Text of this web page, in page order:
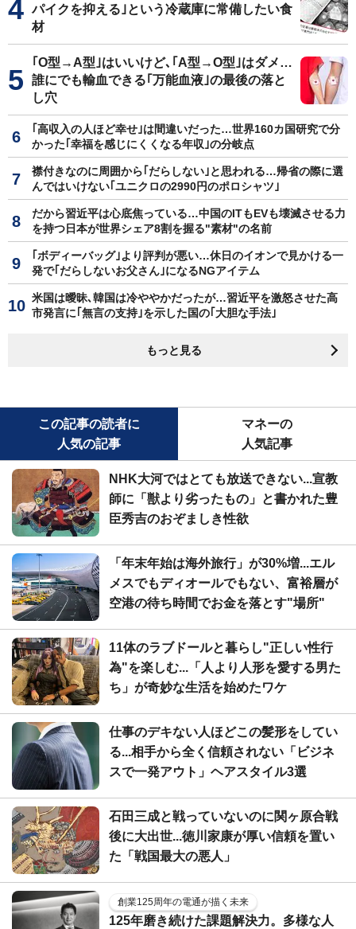
パイクを抑える｣という冷蔵庫に常備したい食
材
｢O型→A型｣はいいけど､｢A型→O型｣はダメ…
誰にでも輸血できる｢万能血液｣の最後の落と
し穴
｢高収入の人ほど幸せ｣は間違いだった…世界160カ国研究で分
かった｢幸福を感じにくくなる年収｣の分岐点
襟付きなのに周囲から｢だらしない｣と思われる…帰省の際に選
んではいけない｢ユニクロの2990円のポロシャツ｣
だから習近平は心底焦っている…中国のITもEVも壊滅させる力
を持つ日本が世界シェア8割を握る"素材"の名前
｢ボディーバッグ｣より評判が悪い…休日のイオンで見かける一
発で｢だらしないお父さん｣になるNGアイテム
米国は曖昧､韓国は冷ややかだったが…習近平を激怒させた高
市発言に｢無言の支持｣を示した国の｢大胆な手法｣
もっと見る
この記事の読者に
人気の記事
マネーの
人気記事
NHK大河ではとても放送できない...宣教
師に「獣より劣ったもの」と書かれた豊
臣秀吉のおぞましき性欲
「年末年始は海外旅行」が30%増...エル
メスでもディオールでもない、富裕層が
空港の待ち時間でお金を落とす"場所"
11体のラブドールと暮らし"正しい性行
為"を楽しむ...「人より人形を愛する男た
ち」が奇妙な生活を始めたワケ
仕事のデキない人ほどこの髪形をしてい
る...相手から全く信頼されない「ビジネ
スで一発アウト」ヘアスタイル3選
石田三成と戦っていないのに関ヶ原合戦
後に大出世...徳川家康が厚い信頼を置い
た「戦国最大の悪人」
創業125周年の電通が描く未来
125年磨き続けた課題解決力。多様な人